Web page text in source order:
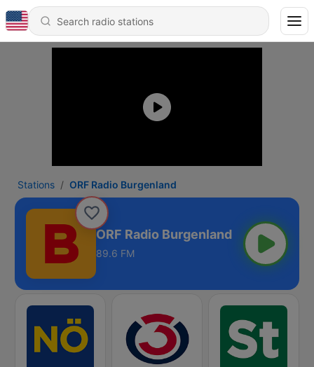
Stations ORF Radio Burgenland
ORF Radio Burgenland
89.6 FM